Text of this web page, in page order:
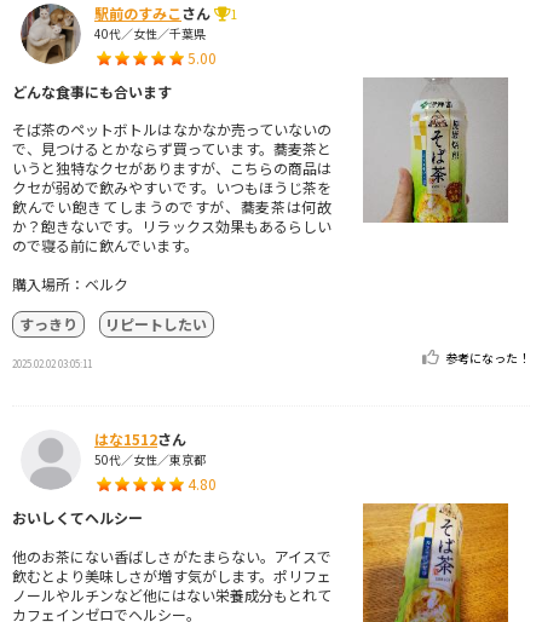
駅前のすみこさん
1
40代／女性／千葉県
5.00
どんな食事にも合います
そば茶のペットボトルはなかなか売っていないの
で、見つけるとかならず買っています。蕎麦茶と
いうと独特なクセがありますが、こちらの商品は
クセが弱めで飲みやすいです。いつもほうじ茶を
飲んでい飽きてしまうのですが、蕎麦茶は何故
か？飽きないです。リラックス効果もあるらしい
ので寝る前に飲んでいます。
購入場所：ベルク
すっきり
リピートしたい
2025.02.02 03:05:11 参考になった！
はな1512さん
50代／女性／東京都
4.80
おいしくてヘルシー
他のお茶にない香ばしさがたまらない。アイスで
飲むとより美味しさが増す気がします。ポリフェ
ノールやルチンなど他にはない栄養成分もとれて
カフェインゼロでヘルシー。